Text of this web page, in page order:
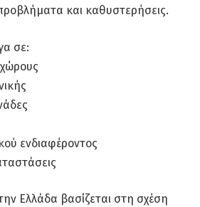
και καθυστερήσεις.
σε:
ενδιαφέροντος
Ελλάδα βασίζεται στη σχέση